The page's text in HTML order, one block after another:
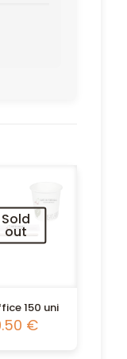
Sold
out
150 uni
€